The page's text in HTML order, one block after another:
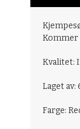
Kommer
Kvalitet:
Laget av:
Farge: